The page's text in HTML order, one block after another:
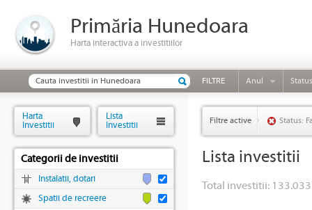
Primăria Hunedoara
Harta interactiva a investitiilor
FILTRE Anul Status
Filtre active Status:
Lista investitii
Total investitii:
Harta
Investitii
Lista
Investitii
Categorii de investitii
Instalatii, dotari
Spatii de recreere